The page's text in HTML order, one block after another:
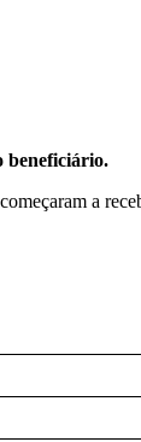
beneficiário.
a